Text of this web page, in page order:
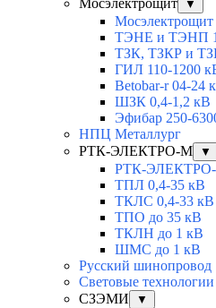
Мосэлектрощит ▼
Мосэлектрощит
ТЭНЕ и ТЭНП
ТЗК, ТЗКР и
ГИЛ 110-1200
Betobar-r 04-24
ШЗК 0,4-1,2 кВ
Эфибар 250-
НПЦ Металлург
РТК-ЭЛЕКТРО-М
▼
РТК-
ТПЛ 0,4-35 кВ
ТКЛC 0,4-33 кВ
ТПО до 35 кВ
ТКЛН до 1 кВ
ШМС до 1 кВ
Русский шинопровод
Световые технологии
СЗЭМИ
▼